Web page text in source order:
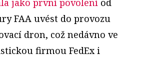
jako první povolení od
FAA uvést do provozu
dron, což nedávno ve
firmou FedEx i